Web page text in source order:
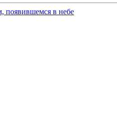
появившемся в небе